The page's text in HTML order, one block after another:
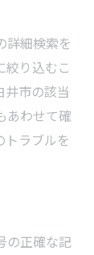
詳細検索を
絞り込むこ
井市の該当
あわせて確
トラブルを
の正確な記